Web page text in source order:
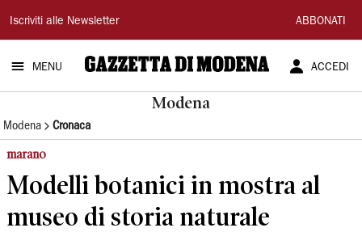
Gazzetta
di
Modena
Iscriviti alle Newsletter ABBONATI
MENU ACCEDI
Modena
Modena Cronaca
marano
Modelli botanici in mostra al
museo di storia naturale